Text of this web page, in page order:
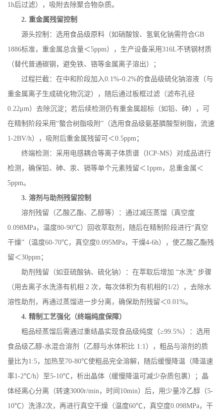
1h后过滤），吸附去除聚合物杂质。
2.重金属残留控制
源头控制：选用食品级原料（如硝酸铵、氢氧化钠需符合GB
1886标准，重金属总含量＜5ppm），生产设备采用316L不锈钢材质
（替代普通碳钢，避免铁、铬等金属离子溶出）；
过程拦截：在中和阶段加入0.1%-0.2%的食品级硫化钠溶液（与
重金属离子生成硫化物沉淀），随后通过板框过滤（滤布孔径
0.22μm）去除沉淀；若后续检测仍有重金属超标（如铅、砷），可
在精制阶段采用“螯合树脂吸附”（选用食品级氨基膦酸型树脂，流速
1-2BV/h），吸附后重金属残留可＜0.5ppm ；
终端检测：采用电感耦合等离子体质谱（ICP-MS）对成品进行
检测，确保铅、砷、汞、镉等单个元素残留＜1ppm ，总重金属＜
5ppm。
3.溶剂与助剂残留控制
溶剂残留（乙酸乙酯、乙醇等）：通过减压蒸馏（真空度
0.098MPa，温度80-90℃）回收萃取剂，随后在精制阶段进行“真空
干燥”（温度60-70℃，真空度0.095MPa，干燥4-6h），使乙酸乙酯残
留＜30ppm ；
助剂残留（如亚硫酸钠、硫化钠）：在萃取后增加 “水洗” 步骤
（用去离子水洗涤有机相 2 次，每次体积为有机相的1/2），去除水
溶性助剂，再通过蒸馏进一步分离，确保助剂残留＜0.01%。
4.精制工艺强化（终端纯度保障）
粗品经蒸馏后需通过重结晶实现食品级纯度（≥99.5%）：选用
食品级乙醇-水混合溶剂（乙醇与水体积比 1:1 ），粗品与溶剂的质
量比为1:5，加热至70-80℃使粗品完全溶解，随后缓慢降温（降温速
率1-2℃/h）至5-10℃，析出晶体（缓慢降温可减少杂质包裹）；晶
体经离心分离（转速3000r/min ，时间 10min）后，用少量冷乙醇（5-
10℃）洗涤2次，再进行真空干燥（温度60℃，真空度0.098MPa，干